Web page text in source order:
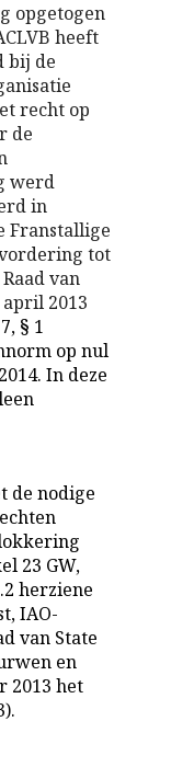
opgetogen
heeft
bij de
recht op
de
werd
in
Franstallige
vordering tot
van
2013
§ 1
op nul
In deze
de nodige
23 GW,
herziene
IAO-
van State
en
2013 het